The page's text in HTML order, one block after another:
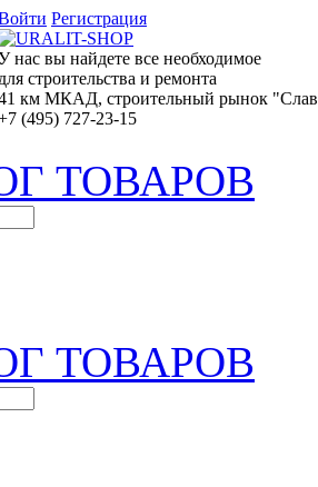
Регистрация
нас вы найдете все необходимое
для строительства и ремонта
км МКАД, строительный рынок
(495) 727-23-15
ТОВАРОВ
ТОВАРОВ